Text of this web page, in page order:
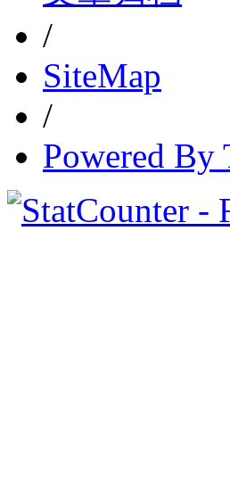
/
SiteMap
/
Powered By